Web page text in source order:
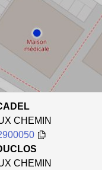
CHEMIN
CHEMIN